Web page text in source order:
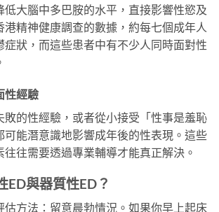
低大腦中多巴胺的水平，直接影響性慾及
港精神健康調查的數據，約每七個成年人
症狀，而這些患者中有不少人同時面對性
性經驗
敗的性經驗，或者從小接受「性事是羞恥
可能潛意識地影響成年後的性表現。這些
往需要透過專業輔導才能真正解決。
ED與器質性ED？
估方法：留意晨勃情況。如果你早上起床